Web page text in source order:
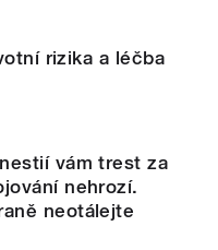
rizika a léčba
vám trest za
nehrozí.
neotálejte